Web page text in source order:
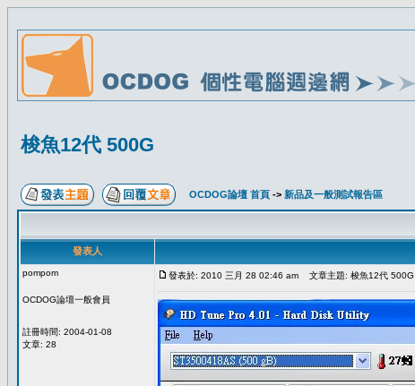
梭魚12代 500G
OCDOG論壇 首頁 -> 新品及一般測試報告區
發表人
pompom
OCDOG論壇一般會員
註冊時間: 2004-01-08
文章: 28
發表於: 2010 三月 28 02:46 am 文章主題: 梭魚12代 500G